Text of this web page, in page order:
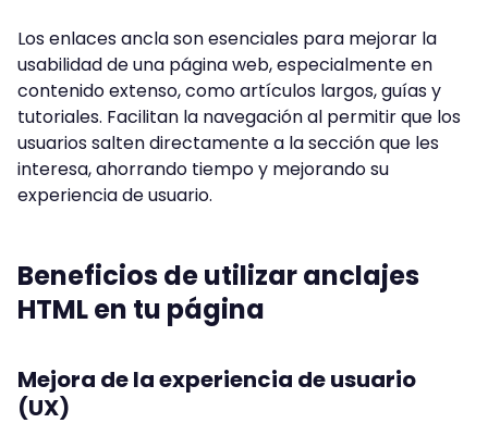
Los enlaces ancla son esenciales para mejorar la
usabilidad de una página web, especialmente en
contenido extenso, como artículos largos, guías y
tutoriales. Facilitan la navegación al permitir que los
usuarios salten directamente a la sección que les
interesa, ahorrando tiempo y mejorando su
experiencia de usuario.
Beneficios de utilizar anclajes
HTML en tu página
Mejora de la experiencia de usuario
(UX)